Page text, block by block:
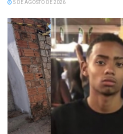
5 DE AGOSTO DE 2026